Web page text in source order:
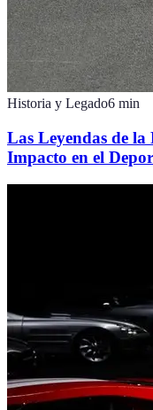
Historia y Legado6 min
Las Leyendas de
Impacto en el